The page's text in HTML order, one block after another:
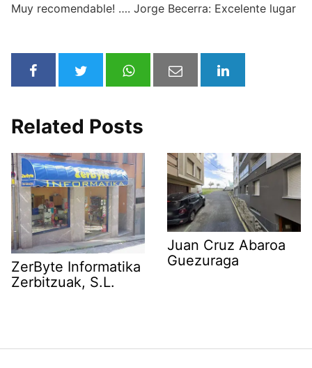
Muy recomendable! …. Jorge Becerra: Excelente lugar
Related Posts
ZerByte Informatika
Zerbitzuak, S.L.
Juan Cruz Abaroa
Guezuraga